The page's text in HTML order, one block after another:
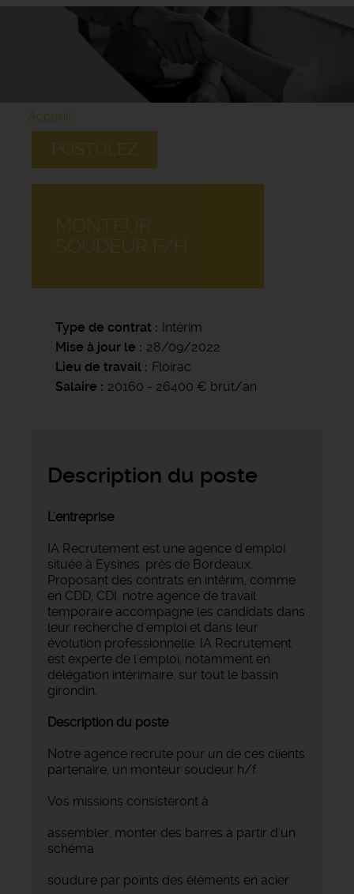
Accueil
POSTULEZ
MONTEUR
SOUDEUR F/H
Type de contrat
Intérim
Mise à jour le
28/09/2022
Lieu de travail
Floirac
Salaire
20160 - 26400 € brut/an
Description du poste
L'entreprise
IA Recrutement est une agence d'emploi
située à Eysines, près de Bordeaux.
Proposant des contrats en intérim, comme
en CDD, CDI, notre agence de travail
temporaire accompagne les candidats dans
leur recherche d'emploi et dans leur
évolution professionnelle. IA Recrutement
est experte de l'emploi, notamment en
délégation intérimaire, sur tout le bassin
girondin.
Description du poste
Notre agence recrute pour un de ces clients
partenaire, un monteur soudeur h/f.
Vos missions consisteront à :
assembler, monter des barres à partir d'un
schéma
soudure par points des éléments en acier